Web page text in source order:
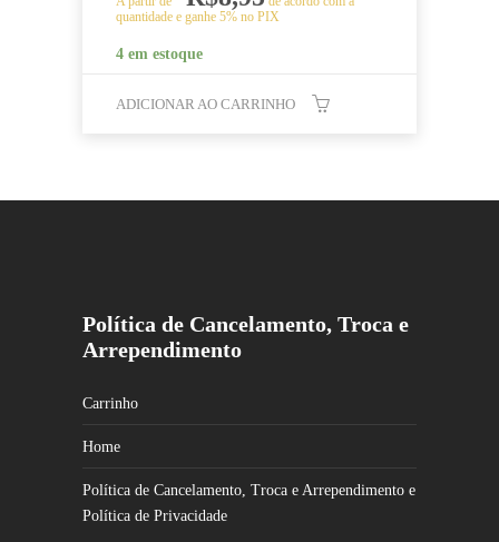
quantidade e ganhe 5% no PIX
4 em estoque
ADICIONAR AO CARRINHO
Política de Cancelamento, Troca e
Arrependimento
Carrinho
Home
Política de Cancelamento, Troca e Arrependimento e
Política de Privacidade